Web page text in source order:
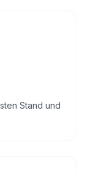
Stand und